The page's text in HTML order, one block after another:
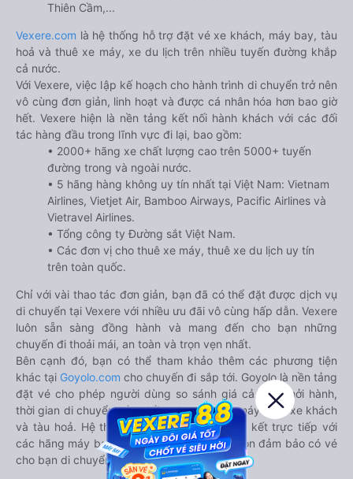
Thiên Cầm,...
Vexere.com là hệ thống hỗ trợ đặt vé xe khách, máy bay, tàu
hoả và thuê xe máy, xe du lịch trên nhiều tuyến đường khắp
cả nước.
Với Vexere, việc lập kế hoạch cho hành trình di chuyển trở nên
vô cùng đơn giản, linh hoạt và được cá nhân hóa hơn bao giờ
hết. Vexere hiện là nền tảng kết nối hành khách với các đối
tác hàng đầu trong lĩnh vực đi lại, bao gồm:
• 2000+ hãng xe chất lượng cao trên 5000+ tuyến
đường trong và ngoài nước.
• 5 hãng hàng không uy tín nhất tại Việt Nam: Vietnam
Airlines, Vietjet Air, Bamboo Airways, Pacific Airlines và
Vietravel Airlines.
• Tổng công ty Đường sắt Việt Nam.
• Các đơn vị cho thuê xe máy, thuê xe du lịch uy tín
trên toàn quốc.
Chỉ với vài thao tác đơn giản, bạn đã có thể đặt được dịch vụ
di chuyển tại Vexere với nhiều ưu đãi vô cùng hấp dẫn. Vexere
luôn sẵn sàng đồng hành và mang đến cho bạn những
chuyến đi thoải mái, an toàn và trọn vẹn nhất.
Bên cạnh đó, bạn có thể tham khảo thêm các phương tiện
khác tại Goyolo.com cho chuyến đi sắp tới. Goyolo là nền tảng
đặt vé cho phép người dùng so sánh giá cả, giờ khởi hành,
thời gian di chuyển của nhiều phương tiện máy bay, xe khách
và tàu hoả. Hệ thống của Goyolo được liên kết trực tiếp với
các hãng máy bay, xe khách và tàu hoả, luôn đảm bảo có vé
cho bạn di chuyển.